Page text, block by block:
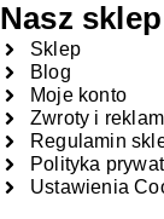
Nasz sklep
Sklep
Blog
Moje konto
Zwroty i
Regulamin
Polityka
Ustawienia